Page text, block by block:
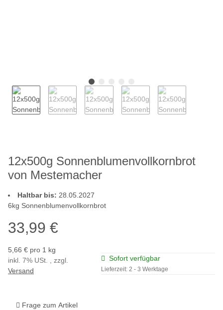
12x500g Sonnenblumenvollkornbrot
von Mestemacher
Haltbar bis: 28.05.2027
6kg Sonnenblumenvollkornbrot
33,99 €
5,66 € pro 1 kg
inkl. 7% USt. , zzgl.
Versand
Sofort verfügbar
Lieferzeit: 2 - 3 Werktage
Frage zum Artikel